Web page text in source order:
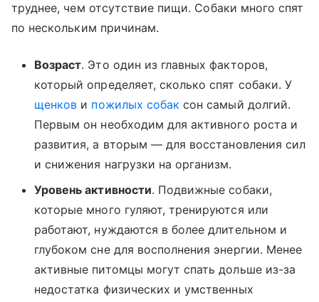
труднее, чем отсутствие пищи. Собаки много спят
по нескольким причинам.
Возраст. Это один из главных факторов,
который определяет, сколько спят собаки. У
щенков и пожилых собак сон самый долгий.
Первым он необходим для активного роста и
развития, а вторым — для восстановления сил
и снижения нагрузки на организм.
Уровень активности. Подвижные собаки,
которые много гуляют, тренируются или
работают, нуждаются в более длительном и
глубоком сне для восполнения энергии. Менее
активные питомцы могут спать дольше из-за
недостатка физических и умственных